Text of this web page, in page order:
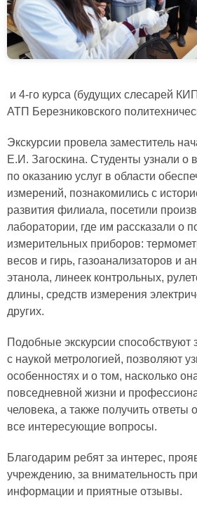
и 4-го курса (будущих слесарей
АТП Березниковского
Экскурсии провела заместитель
Е.И. Загоскина. Студенты узнали о
по оказанию услуг в области
измерений, познакомились с
развития филиала, посетили
лаборатории, где им рассказали о
измерительных приборов:
весов и гирь, газоанализаторов и
этанола, линеек контрольных,
длины, средств измерения
других.
Подобные экскурсии способствуют
с наукой метрологией, позволяют
особенностях и о том, насколько
повседневной жизни и
человека, а также получить ответы
все интересующие вопросы.
Благодарим ребят за интерес,
учреждению, за внимательность
информации и приятные отзывы.